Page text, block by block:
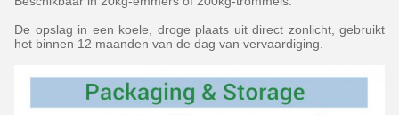
De opslag in een koele, droge plaats uit direct zonlicht, gebruikt
het binnen 12 maanden van de dag van vervaardiging.